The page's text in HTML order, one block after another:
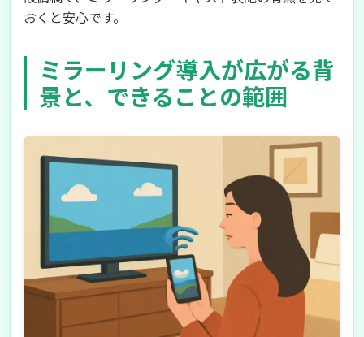
おくと安心です。
ミラーリング導入が広がる背
景と、できることの範囲